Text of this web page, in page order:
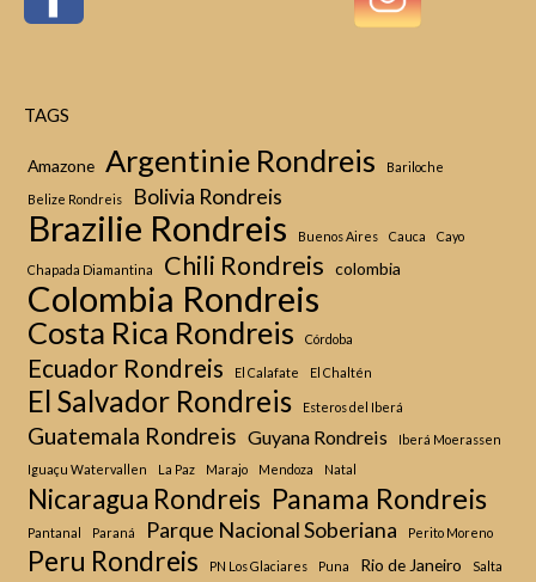
TAGS
Amazone Argentinie Rondreis Bariloche
Belize Rondreis Bolivia Rondreis
Brazilie Rondreis Buenos Aires Cauca Cayo
Chapada Diamantina Chili Rondreis colombia
Colombia Rondreis
Costa Rica Rondreis Córdoba
Ecuador Rondreis El Calafate El Chaltén
El Salvador Rondreis Esteros del Iberá
Guatemala Rondreis Guyana Rondreis
Iberá Moerassen
Iguaçu Watervallen
La Paz Marajo Mendoza Natal
Nicaragua Rondreis Panama Rondreis
Pantanal Paraná Parque Nacional Soberiana Perito Moreno
Peru Rondreis PN Los Glaciares Puna Rio de Janeiro
Salta